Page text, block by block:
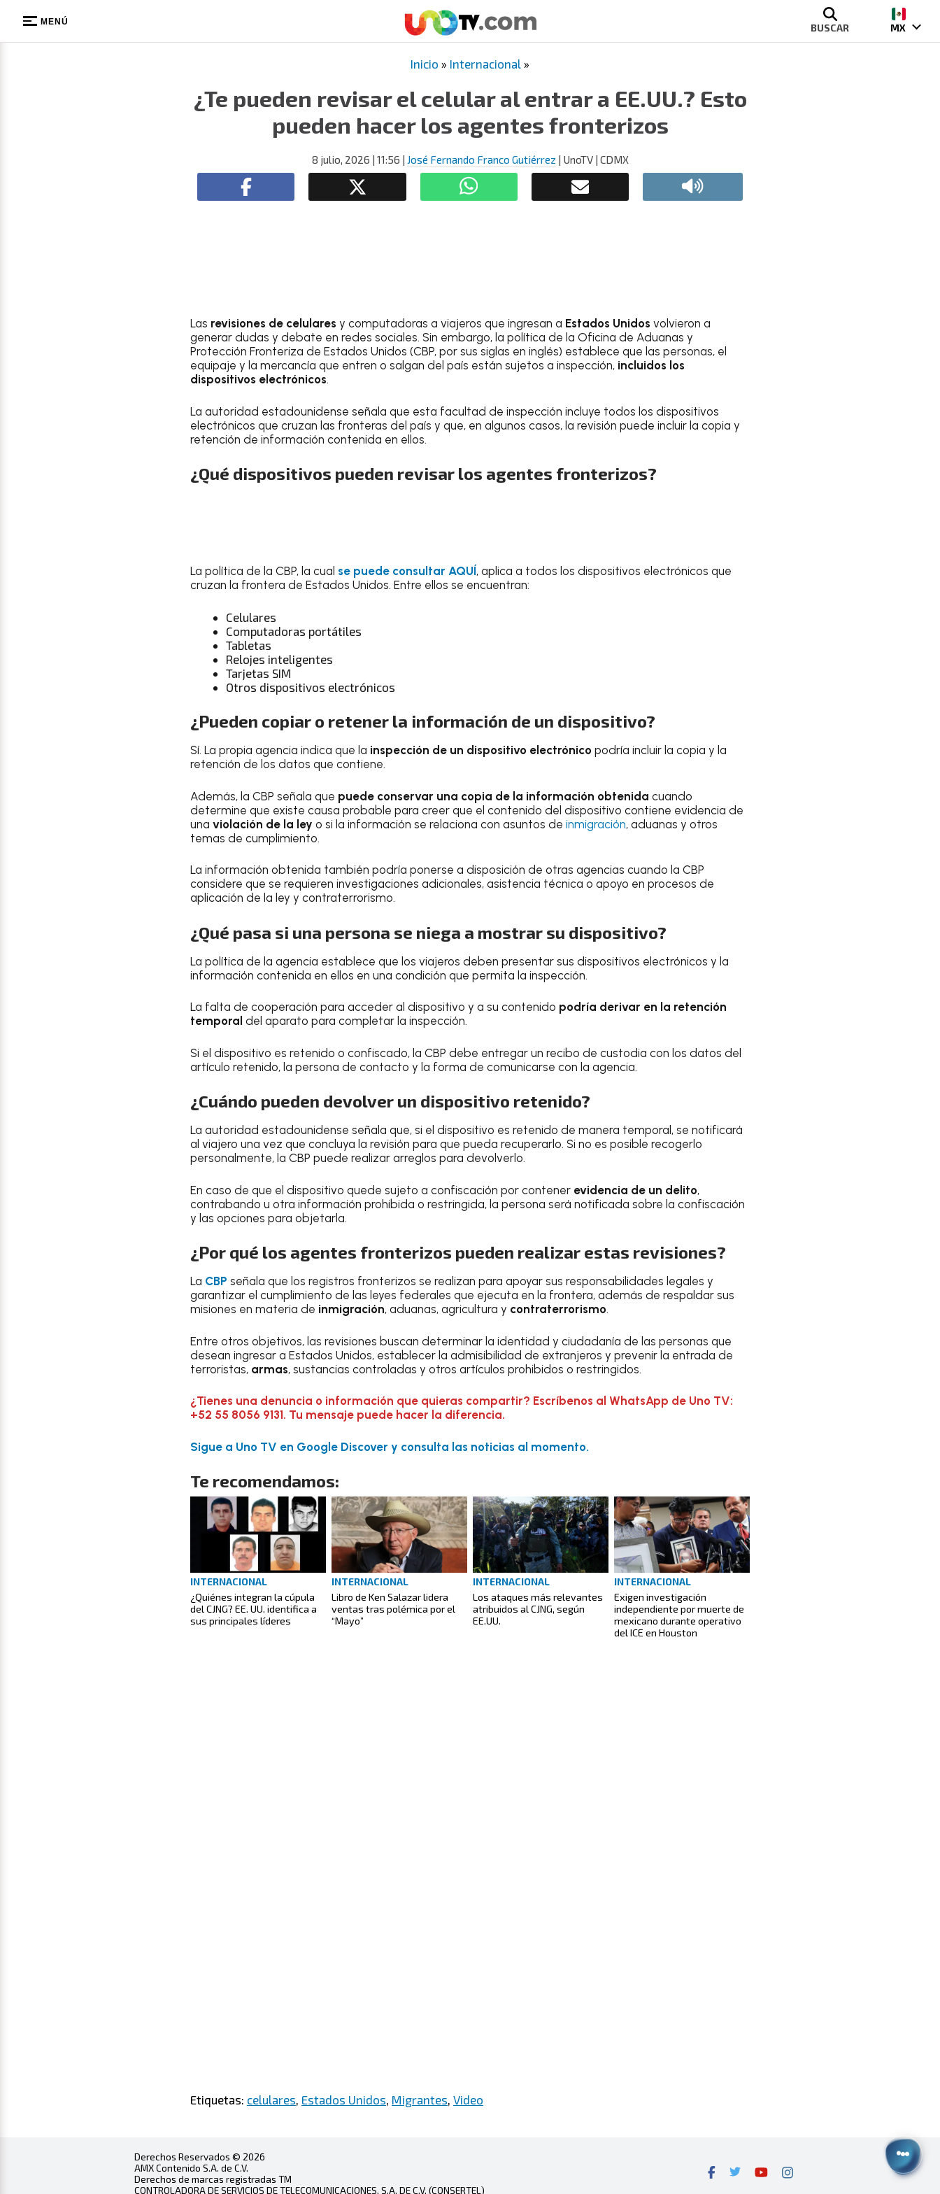
MENÚ BUSCAR MX
Inicio » Internacional »
¿Te pueden revisar el celular al entrar a EE.UU.? Esto
pueden hacer los agentes fronterizos
8 julio, 2026 | 11:56 | José Fernando Franco Gutiérrez | UnoTV | CDMX
Las revisiones de celulares y computadoras a viajeros que ingresan a Estados Unidos volvieron a
generar dudas y debate en redes sociales. Sin embargo, la política de la Oficina de Aduanas y
Protección Fronteriza de Estados Unidos (CBP, por sus siglas en inglés) establece que las personas, el
equipaje y la mercancía que entren o salgan del país están sujetos a inspección, incluidos los
dispositivos electrónicos.
La autoridad estadounidense señala que esta facultad de inspección incluye todos los dispositivos
electrónicos que cruzan las fronteras del país y que, en algunos casos, la revisión puede incluir la copia y
retención de información contenida en ellos.
¿Qué dispositivos pueden revisar los agentes fronterizos?
La política de la CBP, la cual se puede consultar AQUÍ, aplica a todos los dispositivos electrónicos que
cruzan la frontera de Estados Unidos. Entre ellos se encuentran:
Celulares
Computadoras portátiles
Tabletas
Relojes inteligentes
Tarjetas SIM
Otros dispositivos electrónicos
¿Pueden copiar o retener la información de un dispositivo?
Sí. La propia agencia indica que la inspección de un dispositivo electrónico podría incluir la copia y la
retención de los datos que contiene.
Además, la CBP señala que puede conservar una copia de la información obtenida cuando
determine que existe causa probable para creer que el contenido del dispositivo contiene evidencia de
una violación de la ley o si la información se relaciona con asuntos de inmigración, aduanas y otros
temas de cumplimiento.
La información obtenida también podría ponerse a disposición de otras agencias cuando la CBP
considere que se requieren investigaciones adicionales, asistencia técnica o apoyo en procesos de
aplicación de la ley y contraterrorismo.
¿Qué pasa si una persona se niega a mostrar su dispositivo?
La política de la agencia establece que los viajeros deben presentar sus dispositivos electrónicos y la
información contenida en ellos en una condición que permita la inspección.
La falta de cooperación para acceder al dispositivo y a su contenido podría derivar en la retención
temporal del aparato para completar la inspección.
Si el dispositivo es retenido o confiscado, la CBP debe entregar un recibo de custodia con los datos del
artículo retenido, la persona de contacto y la forma de comunicarse con la agencia.
¿Cuándo pueden devolver un dispositivo retenido?
La autoridad estadounidense señala que, si el dispositivo es retenido de manera temporal, se notificará
al viajero una vez que concluya la revisión para que pueda recuperarlo. Si no es posible recogerlo
personalmente, la CBP puede realizar arreglos para devolverlo.
En caso de que el dispositivo quede sujeto a confiscación por contener evidencia de un delito,
contrabando u otra información prohibida o restringida, la persona será notificada sobre la confiscación
y las opciones para objetarla.
¿Por qué los agentes fronterizos pueden realizar estas revisiones?
La CBP señala que los registros fronterizos se realizan para apoyar sus responsabilidades legales y
garantizar el cumplimiento de las leyes federales que ejecuta en la frontera, además de respaldar sus
misiones en materia de inmigración, aduanas, agricultura y contraterrorismo.
Entre otros objetivos, las revisiones buscan determinar la identidad y ciudadanía de las personas que
desean ingresar a Estados Unidos, establecer la admisibilidad de extranjeros y prevenir la entrada de
terroristas, armas, sustancias controladas y otros artículos prohibidos o restringidos.
¿Tienes una denuncia o información que quieras compartir? Escríbenos al WhatsApp de Uno TV:
+52 55 8056 9131. Tu mensaje puede hacer la diferencia.
Sigue a Uno TV en Google Discover y consulta las noticias al momento.
Te recomendamos:
INTERNACIONAL
¿Quiénes integran la cúpula
del CJNG? EE. UU. identifica a
sus principales líderes
INTERNACIONAL
Libro de Ken Salazar lidera
ventas tras polémica por el
“Mayo”
INTERNACIONAL
Los ataques más relevantes
atribuidos al CJNG, según
EE.UU.
INTERNACIONAL
Exigen investigación
independiente por muerte de
mexicano durante operativo
del ICE en Houston
Etiquetas: celulares, Estados Unidos, Migrantes, Video
Derechos Reservados © 2026
AMX Contenido S.A. de C.V.
Derechos de marcas registradas TM
CONTROLADORA DE SERVICIOS DE TELECOMUNICACIONES, S.A. DE C.V. (CONSERTEL)